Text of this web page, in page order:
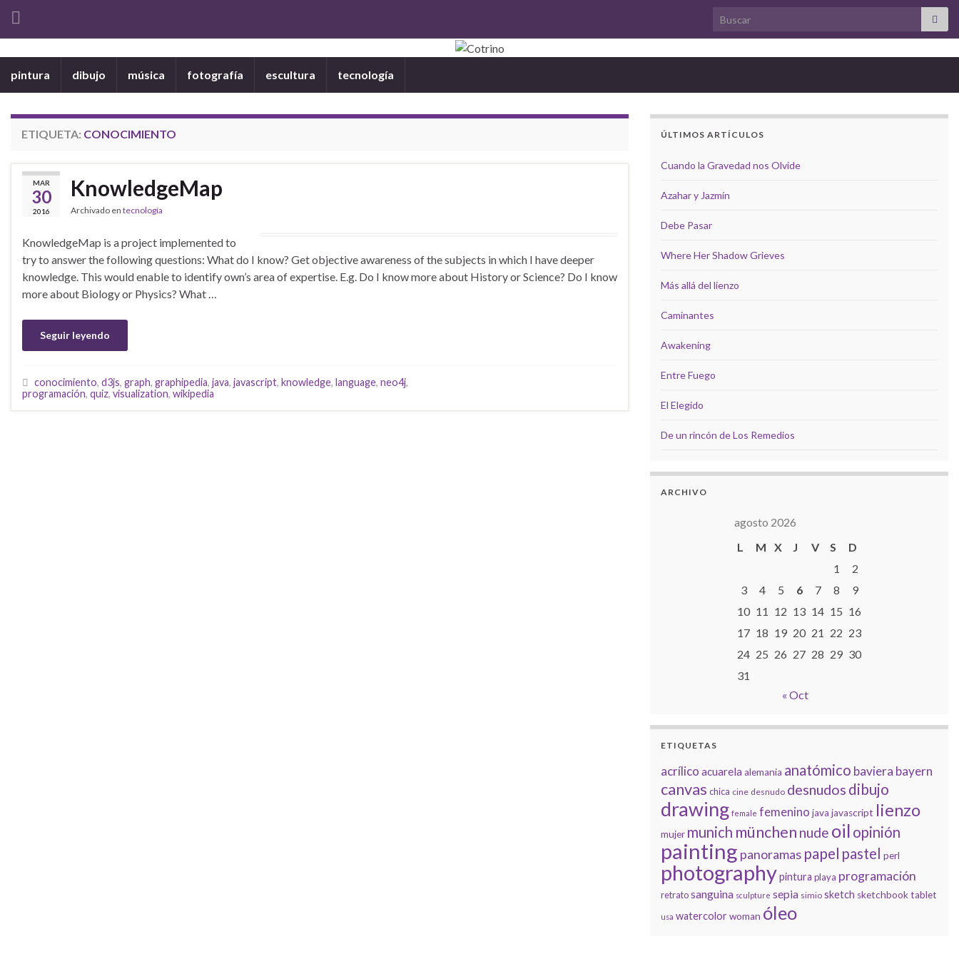
Search for:
pintura dibujo música fotografía escultura tecnología
ETIQUETA: CONOCIMIENTO
MAR
30
2016
KnowledgeMap
Archivado en tecnología
KnowledgeMap is a project implemented to
try to answer the following questions: What do I know? Get objective awareness of the subjects in which I have deeper
knowledge. This would enable to identify own’s area of expertise. E.g. Do I know more about History or Science? Do I know
more about Biology or Physics? What …
Seguir leyendo
conocimiento, d3js, graph, graphipedia, java, javascript, knowledge, language, neo4j,
programación, quiz, visualization, wikipedia
ÚLTIMOS ARTÍCULOS
Cuando la Gravedad nos Olvide
Azahar y Jazmín
Debe Pasar
Where Her Shadow Grieves
Más allá del lienzo
Caminantes
Awakening
Entre Fuego
El Elegido
De un rincón de Los Remedios
ARCHIVO
agosto 2026
L
M X J V S
D
1
2
3
4 5 6 7 8
9
10 11 12 13 14 15 16
17 18 19 20 21 22 23
24 25 26 27 28 29 30
31
« Oct
ETIQUETAS
acrílico acuarela alemania anatómico baviera bayern
canvas chica cine desnudo desnudos dibujo
drawing female femenino java javascript lienzo
mujer munich münchen nude oil opinión
painting panoramas papel pastel perl
photographypintura playa programación
retratosanguina sculpture sepia simio sketch sketchbooktablet
usa watercolorwoman óleo